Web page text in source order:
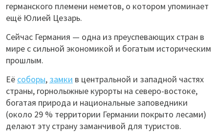
германского племени неметов, о котором упоминает
ещё Юлией Цезарь.
Сейчас Германия — одна из преуспевающих стран в
мире с сильной экономикой и богатым историческим
прошлым.
Её соборы, замки в центральной и западной частях
страны, горнолыжные курорты на северо-востоке,
богатая природа и национальные заповедники
(около 29 % территории Германии покрыто лесами)
делают эту страну заманчивой для туристов.